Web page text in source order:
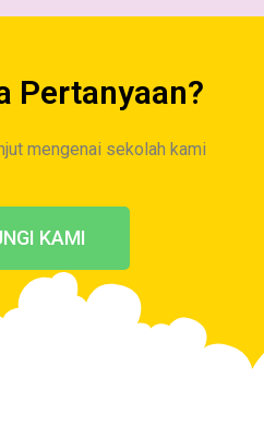
Pertanyaan?
mengenai sekolah kami
KAMI